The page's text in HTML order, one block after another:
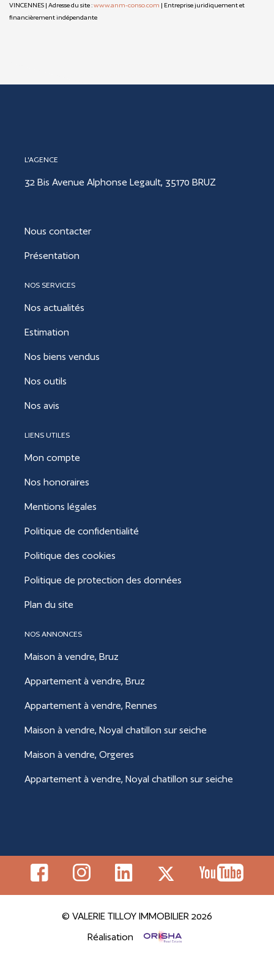
VINCENNES | Adresse du site :www.anm-conso.com | Entreprise juridiquement et
financièrement indépendante
L'AGENCE
32 Bis Avenue Alphonse Legault, 35170 BRUZ
Nous contacter
Présentation
NOS SERVICES
Nos actualités
Estimation
Nos biens vendus
Nos outils
Nos avis
LIENS UTILES
Mon compte
Nos honoraires
Mentions légales
Politique de confidentialité
Politique des cookies
Politique de protection des données
Plan du site
NOS ANNONCES
Maison à vendre, Bruz
Appartement à vendre, Bruz
Appartement à vendre, Rennes
Maison à vendre, Noyal chatillon sur seiche
Maison à vendre, Orgeres
Appartement à vendre, Noyal chatillon sur seiche
© VALERIE TILLOY IMMOBILIER 2026
Réalisation